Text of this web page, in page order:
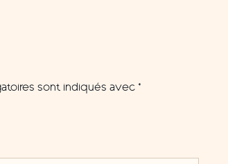
sont indiqués avec *